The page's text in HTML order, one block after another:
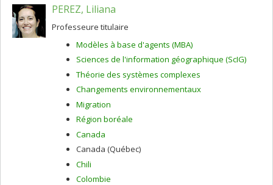
Transformations sociales urbaines à Montréal :
ségrégation résidentielle, changements socio-
économiques, transformations des quartiers.
Croissance métropolitaine montréalaise: processus et
changements (ville centrale, banlieues), changements
dans l'utilisation du sol, impacts de l'étalement urbain.
Gouvernance. Qualité de vie.
PEREZ, Liliana
Professeure titulaire
Modèles à base d'agents (MBA)
Sciences de l'information géographique (ScIG)
Théorie des systèmes complexes
Changements environnementaux
Migration
Région boréale
Canada
Canada (Québec)
Chili
Colombie